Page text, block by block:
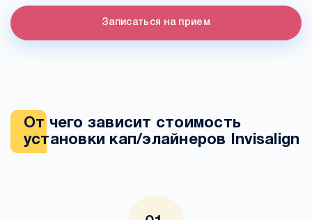
Записаться на прием
От чего зависит стоимость
установки кап/элайнеров Invisalign